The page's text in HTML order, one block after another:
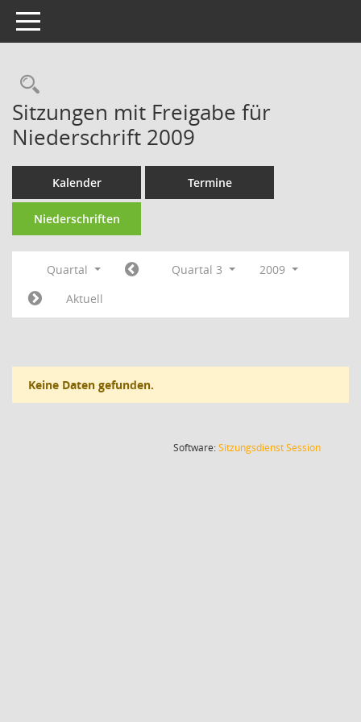
Toggle navigation
Rechercheauswahl
Sitzungen mit Freigabe für
Niederschrift 2009
Kalender Termine
Niederschriften
Quartal Quartal 3
2009
Aktuell
Keine Daten gefunden.
Software:SitzungsdienstSession(Wird in